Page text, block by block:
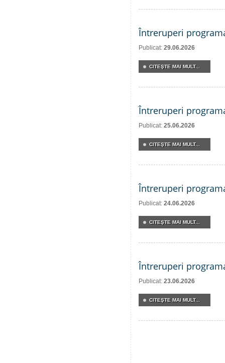
Întreruperi
Publicat: 29.06.2026
CITEŞTE MAI MULT...
Întreruperi
Publicat: 25.06.2026
CITEŞTE MAI MULT...
Întreruperi
Publicat: 24.06.2026
CITEŞTE MAI MULT...
Întreruperi
Publicat: 23.06.2026
CITEŞTE MAI MULT...